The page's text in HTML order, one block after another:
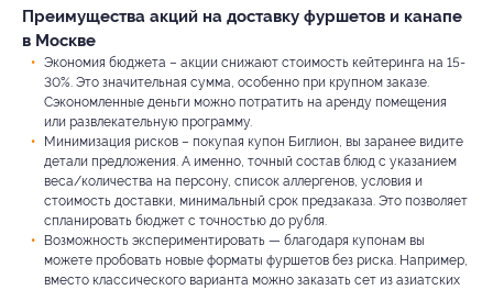
Преимущества акций на доставку фуршетов и канапе
в Москве
Экономия бюджета – акции снижают стоимость кейтеринга на 15-
30%. Это значительная сумма, особенно при крупном заказе.
Сэкономленные деньги можно потратить на аренду помещения
или развлекательную программу.
Минимизация рисков – покупая купон Биглион, вы заранее видите
детали предложения. А именно, точный состав блюд с указанием
веса/количества на персону, список аллергенов, условия и
стоимость доставки, минимальный срок предзаказа. Это позволяет
спланировать бюджет с точностью до рубля.
Возможность экспериментировать — благодаря купонам вы
можете пробовать новые форматы фуршетов без риска. Например,
вместо классического варианта можно заказать сет из азиатских